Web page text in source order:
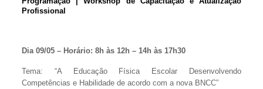
Profissional
Dia 09/05 – Horário: 8h às 12h – 14h às 17h30
Tema: “A Educação Física Escolar Desenvolvendo
Competências e Habilidade de acordo com a nova BNCC”